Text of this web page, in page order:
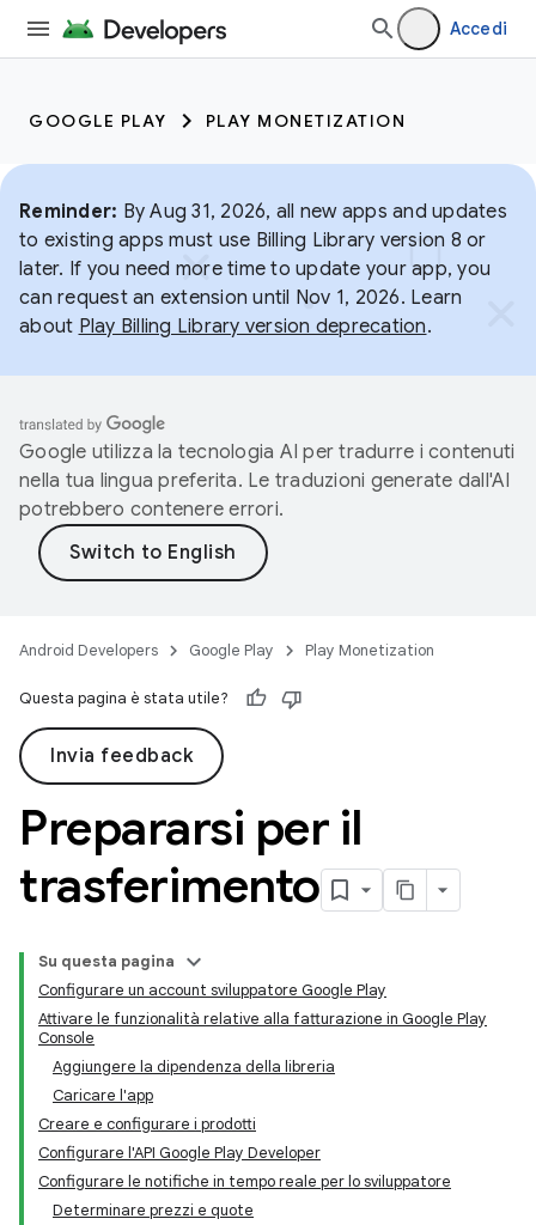
Accedi
GOOGLE PLAY PLAY MONETIZATION
Reminder: By Aug 31, 2026, all new apps and updates
to existing apps must use Billing Library version 8 or
later. If you need more time to update your app, you
can request an extension until Nov 1, 2026. Learn
about Play Billing Library version deprecation.
Google utilizza la tecnologia AI per tradurre i contenuti
nella tua lingua preferita. Le traduzioni generate dall'AI
potrebbero contenere errori.
Android Developers Google Play Play Monetization
Questa pagina è stata utile?
Invia feedback
Prepararsi per il
trasferimento
Su questa pagina
Configurare un account sviluppatore Google Play
Attivare le funzionalità relative alla fatturazione in Google Play
Console
Aggiungere la dipendenza della libreria
Caricare l'app
Creare e configurare i prodotti
Configurare l'API Google Play Developer
Configurare le notifiche in tempo reale per lo sviluppatore
Determinare prezzi e quote